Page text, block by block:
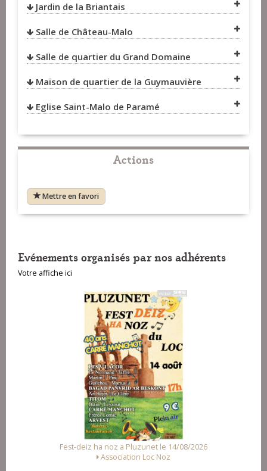
VOIR SUR LA CARTE
Jardin de la Briantais
Salle de Château-Malo
VOIR SUR LA CARTE
Salle de quartier du Grand Domaine
VOIR SUR LA CARTE
Maison de quartier de la Guymauvière
VOIR SUR LA CARTE
Eglise Saint-Malo de Paramé
VOIR SUR LA CARTE
Actions
Mettre en favori
Evénements organisés par nos adhérents
Votre affiche ici
Fest Noz a Arzal le 15/08/2026
Alliance des Associations d'Arzal